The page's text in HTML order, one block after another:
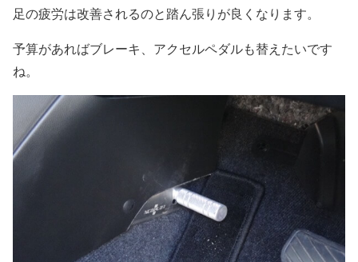
足の疲労は改善されるのと踏ん張りが良くなります。
予算があればブレーキ、アクセルペダルも替えたいです
ね。